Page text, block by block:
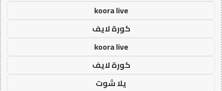
koora live
كورة لايف
koora live
كورة لايف
يلا شوت